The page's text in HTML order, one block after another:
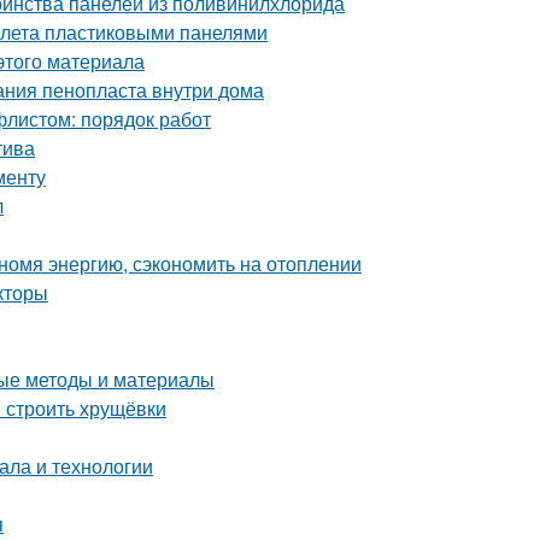
пластиковыми панелями
материала
пенопласта внутри дома
порядок работ
энергию, сэкономить на отоплении
методы и материалы
хрущёвки
и технологии